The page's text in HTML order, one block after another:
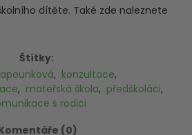
dítěte. Také zde naleznete
Štítky:
, konzultace,
, mateřská škola, předškoláci,
s rodiči
(0)